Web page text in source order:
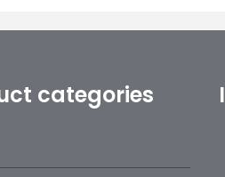
categories